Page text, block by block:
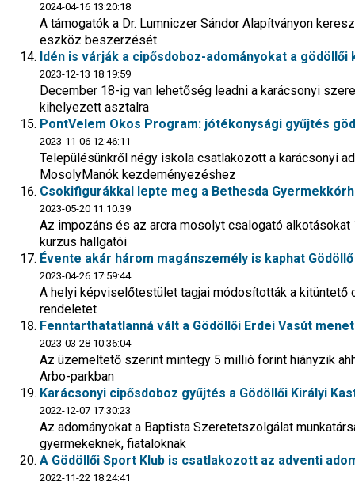
2024-04-16 13:20:18
A támogatók a Dr. Lumniczer Sándor Alapítványon
eszköz beszerzését
Idén is várják a cipősdoboz-adományokat a gödöllői
2023-12-13 18:19:59
December 18-ig van lehetőség leadni a karácsonyi
kihelyezett asztalra
PontVelem Okos Program: jótékonysági gyűjtés
2023-11-06 12:46:11
Településünkről négy iskola csatlakozott a karácsonyi
MosolyManók kezdeményezéshez
Csokifigurákkal lepte meg a Bethesda
2023-05-20 11:10:39
Az impozáns és az arcra mosolyt csalogató
kurzus hallgatói
Évente akár három magánszemély is kaphat
2023-04-26 17:59:44
A helyi képviselőtestület tagjai módosították a kitüntető
rendeletet
Fenntarthatatlanná vált a Gödöllői Erdei Vasút
2023-03-28 10:36:04
Az üzemeltető szerint mintegy 5 millió forint hiányzik
Arbo-parkban
Karácsonyi cipősdoboz gyűjtés a Gödöllői Királyi
2022-12-07 17:30:23
Az adományokat a Baptista Szeretetszolgálat
gyermekeknek, fiataloknak
A Gödöllői Sport Klub is csatlakozott az adventi
2022-11-22 18:24:41